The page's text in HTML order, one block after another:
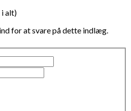
alt)
for at svare på dette indlæg.